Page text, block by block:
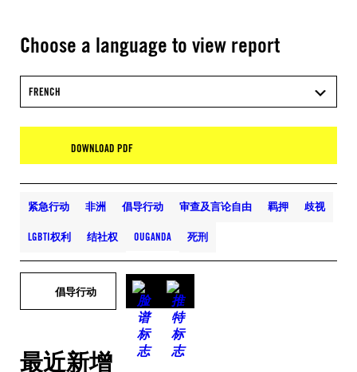
Choose a language to view report
FRENCH
DOWNLOAD PDF
紧急行动 非洲 倡导行动 审查及言论自由 羁押 歧视
LGBTI权利 结社权 OUGANDA 死刑
倡导行动
最近新增